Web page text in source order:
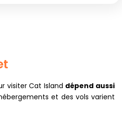
visiter Cat Island dépend aussi
et des vols varient